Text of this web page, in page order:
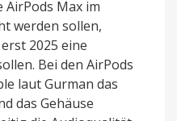
AirPods Max im
werden sollen,
2025 eine
Bei den AirPods
laut Gurman das
das Gehäuse